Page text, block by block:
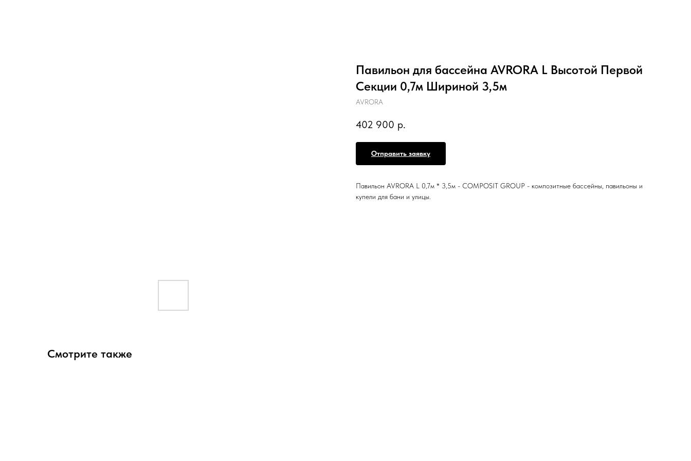
Павильон для бассейна AVRORA L Высотой Первой
Секции 0,7м Шириной 3,5м
AVRORA
402 900 р.
Отправить заявку
Павильон AVRORA L 0,7м * 3,5м - COMPOSIT GROUP - композитные бассейны, павильоны и
купели для бани и улицы.
Смотрите также